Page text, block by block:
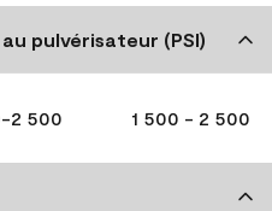
pulvérisateur (PSI)
2 500 1 500 - 2 500